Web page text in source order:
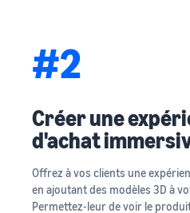
#2
Créer une
d'achat
Offrez à vos clients une
en ajoutant des modèles 3D à
Permettez-leur de voir le